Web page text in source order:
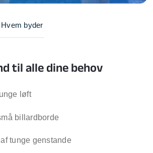
Hvem byder
til alle dine behov
løft
billardborde
tunge genstande